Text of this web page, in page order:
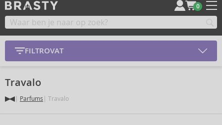
0
FILTROVAT
Travalo
Parfums Travalo